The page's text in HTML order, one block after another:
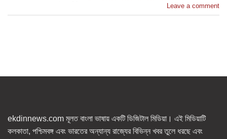
Leave a comment
ekdinnews.com মূলত বাংলা ভাষায় একটি ডিজিটাল মিডিয়া। এই মিডিয়াটি
কলকাতা, পশ্চিমবঙ্গ এবং ভারতের অন্যান্য রাজ্যের বিভিন্ন খবর তুলে ধরছে এবং